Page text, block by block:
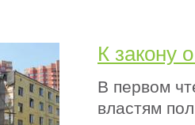
К закону
В первом
властям